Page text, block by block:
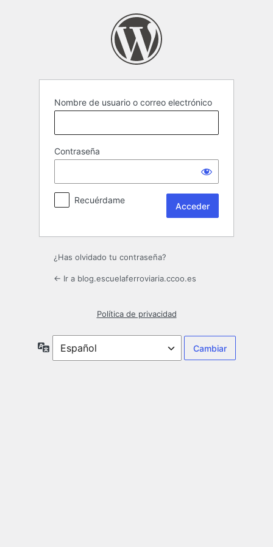
Nombre de usuario o correo electrónico
Contraseña
Recuérdame
¿Has olvidado tu contraseña?
← Ir a blog.escuelaferroviaria.ccoo.es
Política de privacidad
Idioma